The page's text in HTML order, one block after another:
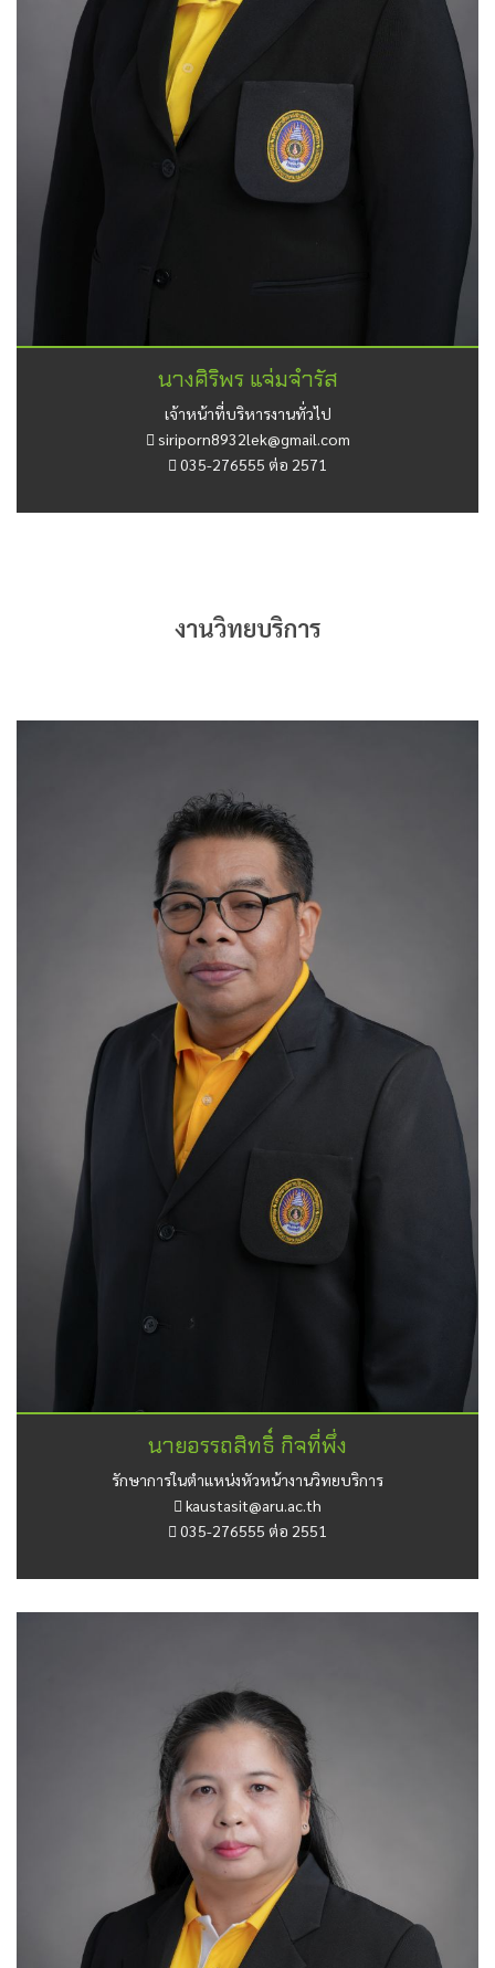
นางศิริพร แจ่มจำรัส
เจ้าหน้าที่บริหารงานทั่วไป
siriporn8932lek@gmail.com
035-276555 ต่อ 2571
งานวิทยบริการ
นายอรรถสิทธิ์ กิจที่พึ่ง
รักษาการในตำแหน่งหัวหน้างานวิทยบริการ
kaustasit@aru.ac.th
035-276555 ต่อ 2551